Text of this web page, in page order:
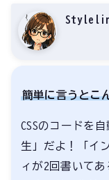
簡単に言うとこ
CSSのコードを
生」だよ！「イ
ィが2回書いて